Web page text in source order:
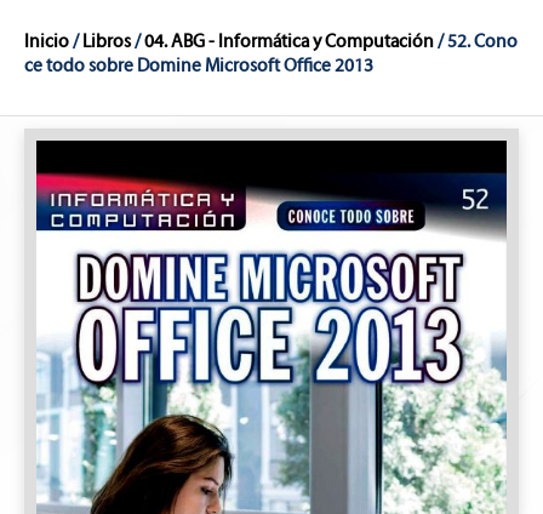
Inicio/ Libros/04. ABG - Informática y Computación/ 52. Cono
ce todo sobre Domine Microsoft Office 2013